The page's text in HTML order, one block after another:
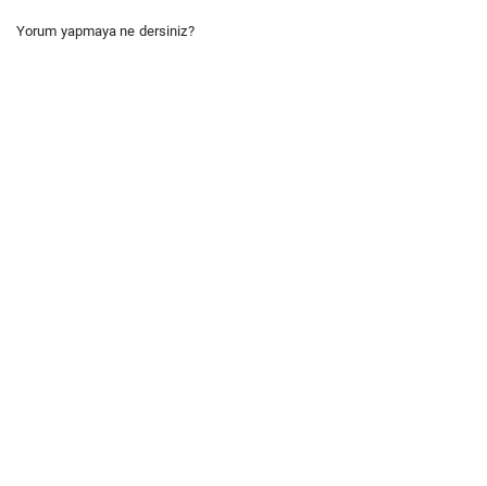
Yorum yapmaya ne dersiniz?